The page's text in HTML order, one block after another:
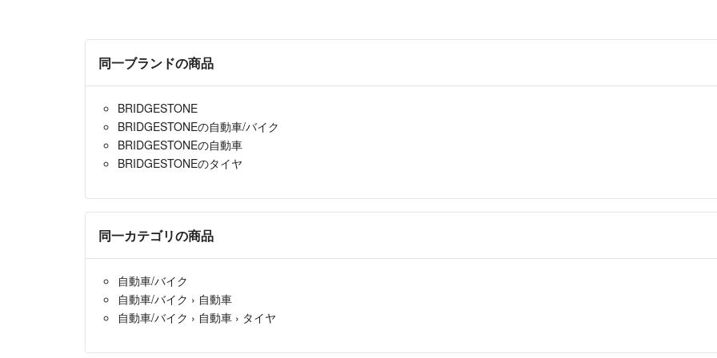
こんばんは、
遅い時間に申
送料込みで
出品者 ubi
同一ブランドの商品
BRIDGESTONE
BRIDGESTONEの自動車/バイク
BRIDGESTONEの自動車
BRIDGESTONEのタイヤ
同一カテゴリの商品
自動車/バイク
自動車/バイク › 自動車
自動車/バイク › 自動車 › タイヤ